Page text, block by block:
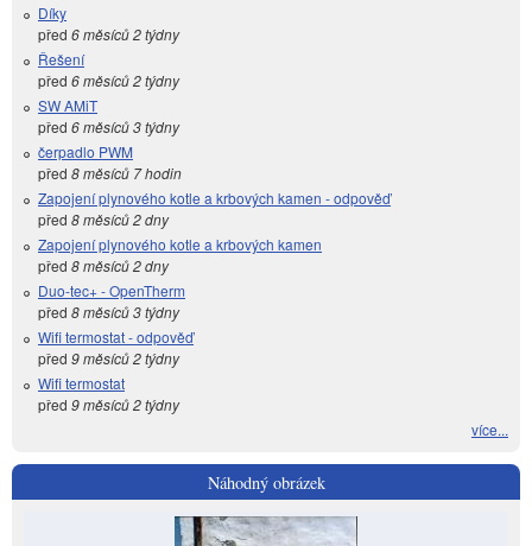
Díky
před 6 měsíců 2 týdny
Řešení
před 6 měsíců 2 týdny
SW AMiT
před 6 měsíců 3 týdny
čerpadlo PWM
před 8 měsíců 7 hodin
Zapojení plynového kotle a krbových kamen - odpověď
před 8 měsíců 2 dny
Zapojení plynového kotle a krbových kamen
před 8 měsíců 2 dny
Duo-tec+ - OpenTherm
před 8 měsíců 3 týdny
Wifi termostat - odpověď
před 9 měsíců 2 týdny
Wifi termostat
před 9 měsíců 2 týdny
více...
Náhodný obrázek